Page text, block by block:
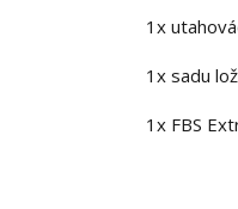
1x
1x sadu
1x FBS